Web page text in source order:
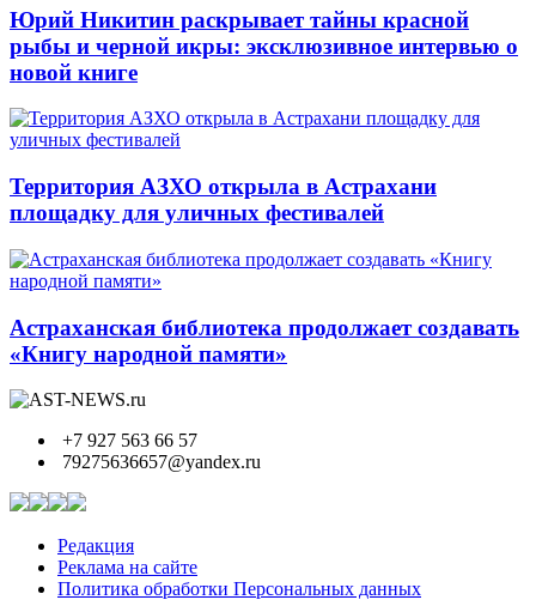
Юрий Никитин раскрывает тайны красной
рыбы и черной икры: эксклюзивное интервью о
новой книге
Территория АЗХО открыла в Астрахани
площадку для уличных фестивалей
Астраханская библиотека продолжает создавать
«Книгу народной памяти»
+7 927 563 66 57
79275636657@yandex.ru
Редакция
Реклама на сайте
Политика обработки Персональных данных